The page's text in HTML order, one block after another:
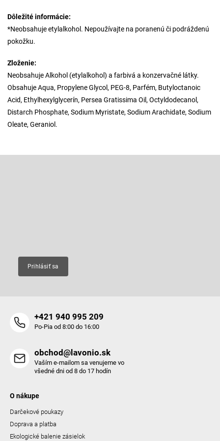
Dôležité informácie:
*Neobsahuje etylalkohol. Nepoužívajte na poranenú či podráždenú
pokožku.
Zloženie:
Neobsahuje Alkohol (etylalkohol) a farbivá a konzervačné látky.
Obsahuje Aqua, Propylene Glycol, PEG-8, Parfém, Butyloctanoic
Acid, Ethylhexylglycerín, Persea Gratissima Oil, Octyldodecanol,
Distarch Phosphate, Sodium Myristate, Sodium Arachidate, Sodium
Oleate, Geraniol.
Prihlásiť sa
+421 940 995 209
Po-Pia od 8:00 do 16:00
obchod@lavonio.sk
Vaším e-mailom sa venujeme vo
všedné dni od 8 do 17 hodín
O nákupe
Darčekové poukazy
Doprava a platba
Ekologické balenie zásielok